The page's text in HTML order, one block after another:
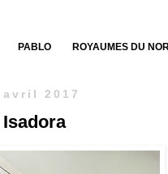
PABLO ROYAUMES DU
2017